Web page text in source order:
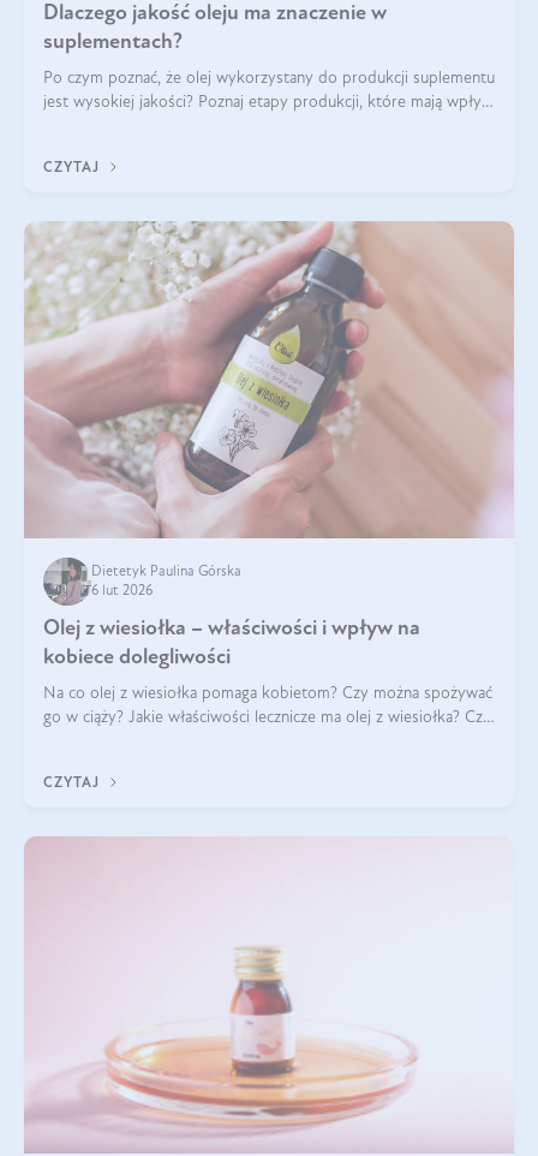
Dlaczego jakość oleju ma znaczenie w
suplementach?
Po czym poznać, że olej wykorzystany do produkcji suplementu
jest wysokiej jakości? Poznaj etapy produkcji, które mają wpływ
CZYTAJ
Dietetyk Paulina Górska
6 lut 2026
Olej z wiesiołka – właściwości i wpływ na
kobiece dolegliwości
Na co olej z wiesiołka pomaga kobietom? Czy można spożywać
go w ciąży? Jakie właściwości lecznicze ma olej z wiesiołka? Czy
CZYTAJ